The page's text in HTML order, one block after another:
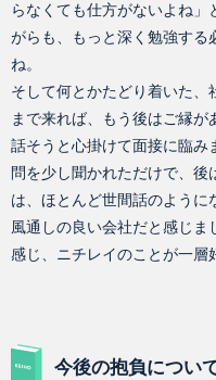
らなくても仕方がないよね
がらも、もっと深く勉強する
ね。
そして何とかたどり着いた、
まで来れば、もう後はご縁
話そうと心掛けて面接に臨み
問を少し聞かれただけで、後
は、ほとんど世間話のように
風通しの良い会社だと感じ
感じ、ニチレイのことが一層
今後の抱負につい